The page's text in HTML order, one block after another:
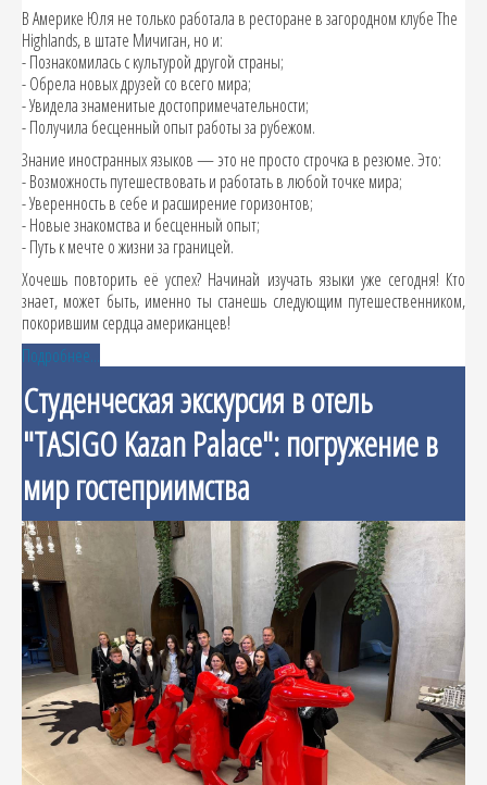
В Америке Юля не только работала в ресторане в загородном клубе The
Highlands, в штате Мичиган, но и:
- Познакомилась с культурой другой страны;
- Обрела новых друзей со всего мира;
- Увидела знаменитые достопримечательности;
- Получила бесценный опыт работы за рубежом.
Знание иностранных языков — это не просто строчка в резюме. Это:
- Возможность путешествовать и работать в любой точке мира;
- Уверенность в себе и расширение горизонтов;
- Новые знакомства и бесценный опыт;
- Путь к мечте о жизни за границей.
Хочешь повторить её успех? Начинай изучать языки уже сегодня! Кто
знает, может быть, именно ты станешь следующим путешественником,
покорившим сердца американцев!
Подробнее...
Студенческая экскурсия в отель
"TASIGO Kazan Palace": погружение в
мир гостеприимства